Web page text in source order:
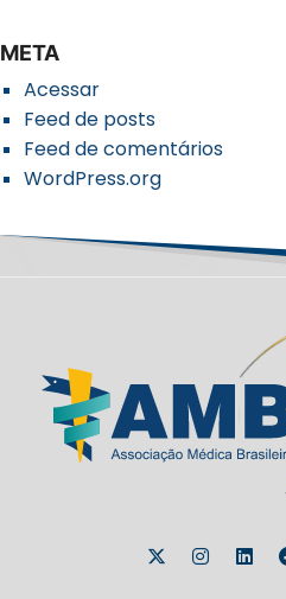
META
Acessar
Feed de posts
Feed de comentários
WordPress.org